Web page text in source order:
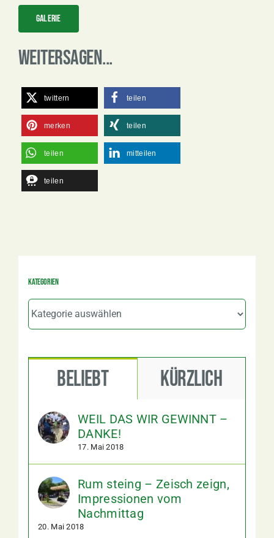
Galerie
Weitersagen...
twittern teilen
merken teilen
teilen mitteilen
teilen
Kategorien
Kategorien
Beliebt Kürzlich
WEIL DAS WIR GEWINNT –
DANKE!
17. Mai 2018
Rum steing – Zeisch zeign,
Impressionen vom
Nachmittag
20. Mai 2018